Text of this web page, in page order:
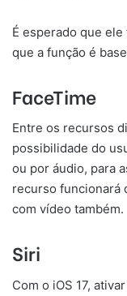
É esperado que
que a função é
FaceTime
Entre os recursos
possibilidade do
ou por áudio, para
recurso funcionará
com vídeo também.
Siri
Com o iOS 17,